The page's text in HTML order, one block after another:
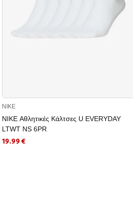
NIKE
NIKE Αθλητικές Κάλτσες U EVERYDAY
LTWT NS 6PR
19.99 €